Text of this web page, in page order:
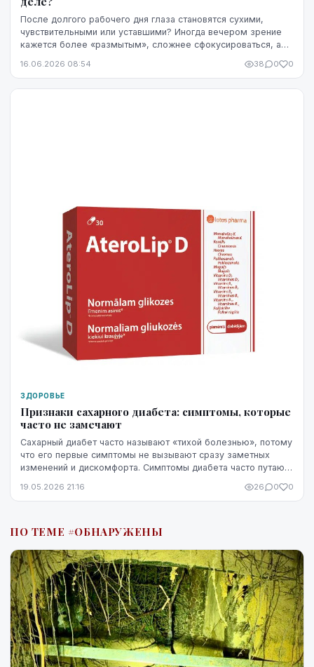
После долгого рабочего дня глаза становятся сухими,
чувствительными или уставшими? Иногда вечером зрение
кажется более «размытым», сложнее сфокусироваться, а
16.06.2026 08:54 38 0 0
ЗДОРОВЬЕ
Признаки сахарного диабета: симптомы, которые
часто не замечают
Сахарный диабет часто называют «тихой болезнью», потому
что его первые симптомы не вызывают сразу заметных
изменений и дискомфорта. Симптомы диабета часто путают
19.05.2026 21:16 26 0 0
ПО ТЕМЕ #ОБНАРУЖЕНЫ